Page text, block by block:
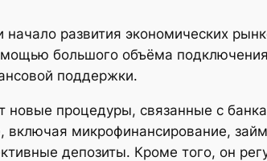
развития экономических
большого объёма
поддержки.
новые процедуры, связанные с
микрофинансирование,
депозиты. Кроме того, он